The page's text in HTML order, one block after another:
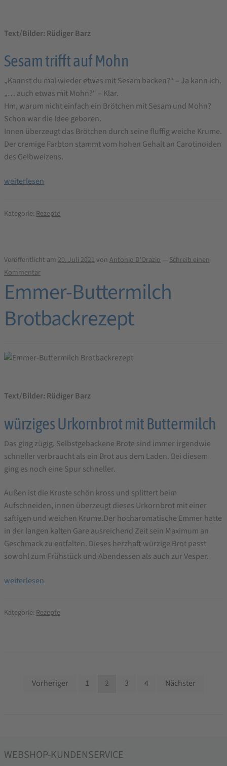
Text/Bilder: Rüdiger Barz
Sesam trifft auf Mohn
„Kannst du mal wieder etwas mit Sesam backen?“ – Ja kann ich.
„… auch etwas mit Mohn?“ – Klar.
Hm, warum nicht einfach ein Brötchen mit Sesam und Mohn?
Schon war die Idee geboren.
Innen überzeugt das Brötchen durch seine fluffig weiche Krume.
Der cremige Farbton stammt vom hohen Gehalt an Carotinoiden
des Gelbweizens.
Black
Brötchen
weiterlesen
Kategorie: Rezepte
Veröffentlicht am 20. Juli 2021von Antonio D'Orazio — Schreib einen
Kommentar
Emmer-Buttermilch
Brotbackrezept
Text/Bilder: Rüdiger Barz
würziges Urkornbrot mit Buttermilch
Das ging zügig. Selbstgebackene Brote sind immer irgendwie
schneller verbraucht als ein Brot aus dem Laden. Bei diesem
ging es noch eine Spur schneller.
Außen ist die Kruste schön kross und splittert beim
Aufschneiden, innen überzeugt dieses Urkornbrot mit einer
saftigen und weichen Krume.Der hocharomatische Emmer hatte
in der langen kalten Gare ausreichend Zeit sein Maximum an
Geschmack zu entfalten. Dieses herzhaft würzige Brot passt
sowohl zum Frühstück und Abendessen als auch zur Vesper.
Emmer-
weiterlesen
Kategorie: Rezepte
Beitragsnavigation
Vorheriger 1 2 3 4 Nächster
WEBSHOP-KUNDENSERVICE